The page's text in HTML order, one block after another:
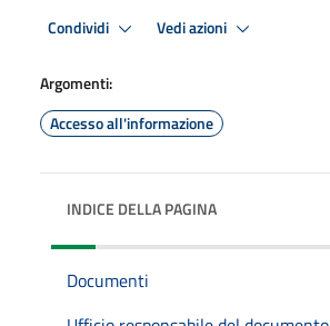
Condividi Vedi azioni
Argomenti:
Accesso all'informazione
INDICE DELLA PAGINA
Documenti